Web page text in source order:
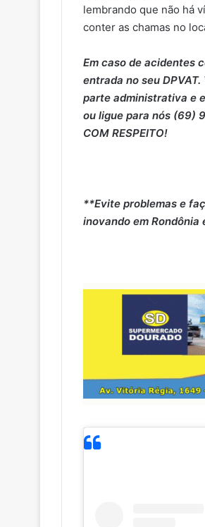
lembrando que não há
conter as chamas no
Em caso de acidentes
entrada no seu
parte administrativa e
ou ligue para nós (69)
COM RESPEITO!
**Evite problemas e
inovando em